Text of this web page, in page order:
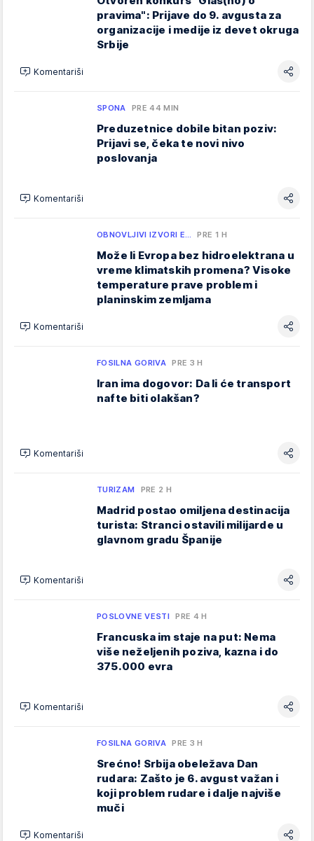
pravima": Prijave do 9. avgusta za
organizacije i medije iz devet okruga
Srbije
Komentariši
SPONA PRE 44 MIN
Preduzetnice dobile bitan poziv:
Prijavi se, čeka te novi nivo
poslovanja
Komentariši
OBNOVLJIVI IZVORI E… PRE 1 H
Može li Evropa bez hidroelektrana u
vreme klimatskih promena? Visoke
temperature prave problem i
planinskim zemljama
Komentariši
FOSILNA GORIVA PRE 3 H
Iran ima dogovor: Da li će transport
nafte biti olakšan?
Komentariši
TURIZAM PRE 2 H
Madrid postao omiljena destinacija
turista: Stranci ostavili milijarde u
glavnom gradu Španije
Komentariši
POSLOVNE VESTI PRE 4 H
Francuska im staje na put: Nema
više neželjenih poziva, kazna i do
375.000 evra
Komentariši
FOSILNA GORIVA PRE 3 H
Srećno! Srbija obeležava Dan
rudara: Zašto je 6. avgust važan i
koji problem rudare i dalje najviše
muči
Komentariši